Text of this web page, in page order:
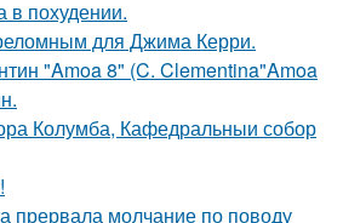
в похудении.
для Джима Керри.
"Amoa 8" (C. Clementina"Amoa
Колумба, Кафедральныи собор
прервала молчание по поводу